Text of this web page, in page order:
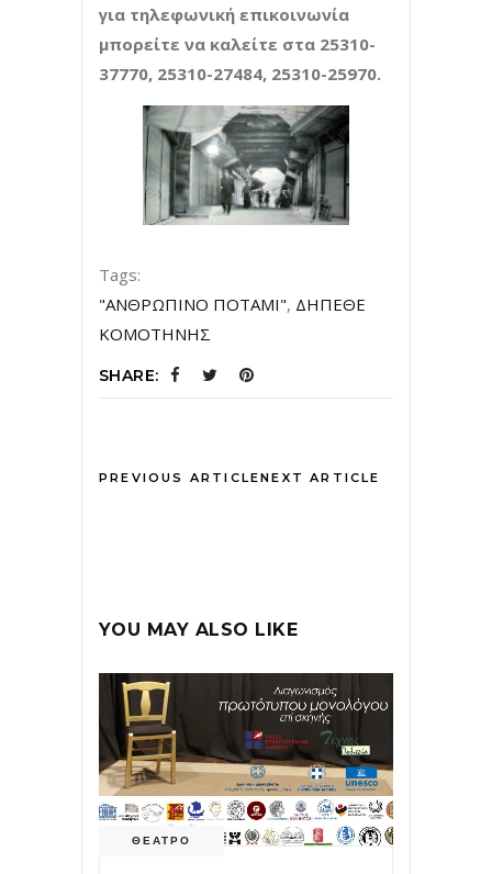
για τηλεφωνική επικοινωνία
μπορείτε να καλείτε στα 25310-
37770, 25310-27484, 25310-25970.
Tags:
"ΑΝΘΡΩΠΙΝΟ ΠΟΤΑΜΙ", ΔΗΠΕΘΕ
ΚΟΜΟΤΗΝΗΣ
SHARE:
PREVIOUS ARTICLENEXT ARTICLE
YOU MAY ALSO LIKE
ΘΕΑΤΡΟ